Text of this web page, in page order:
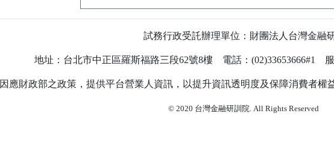
試務行政受託辦理單位：財團法人台灣金融
地址：台北市中正區羅斯福路三段62號8樓 電話：(02)33653666#1
因應財政部之政策，提供平台營業人資訊，以提升資訊透明度及保障消費者權
© 2020 台灣金融研訓院. All Rights Reserved